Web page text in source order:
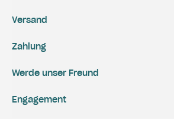
Versand
Zahlung
Engagement
Werde unser Freund